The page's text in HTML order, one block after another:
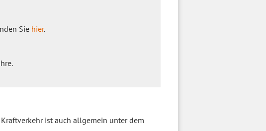
Sie hier.
ist auch allgemein unter dem